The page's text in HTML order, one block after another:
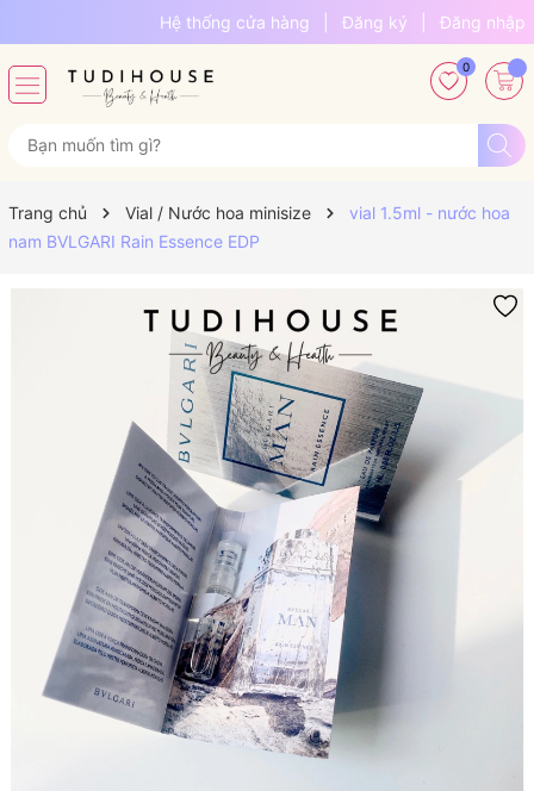
Hệ thống cửa hàng Đăng ký Đăng nhập
0
Trang chủ Vial / Nước hoa minisize
vial 1.5ml - nước hoa
nam BVLGARI Rain Essence EDP